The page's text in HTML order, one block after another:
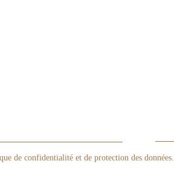
de confidentialité et de protection des données.